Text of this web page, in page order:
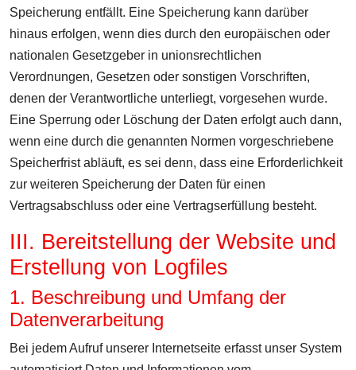
Speicherung entfällt. Eine Speicherung kann darüber
hinaus erfolgen, wenn dies durch den europäischen oder
nationalen Gesetzgeber in unionsrechtlichen
Verordnungen, Gesetzen oder sonstigen Vorschriften,
denen der Verantwortliche unterliegt, vorgesehen wurde.
Eine Sperrung oder Löschung der Daten erfolgt auch dann,
wenn eine durch die genannten Normen vorgeschriebene
Speicherfrist abläuft, es sei denn, dass eine Erforderlichkeit
zur weiteren Speicherung der Daten für einen
Vertragsabschluss oder eine Vertragserfüllung besteht.
III. Bereitstellung der Website und
Erstellung von Logfiles
1. Beschreibung und Umfang der
Datenverarbeitung
Bei jedem Aufruf unserer Internetseite erfasst unser System